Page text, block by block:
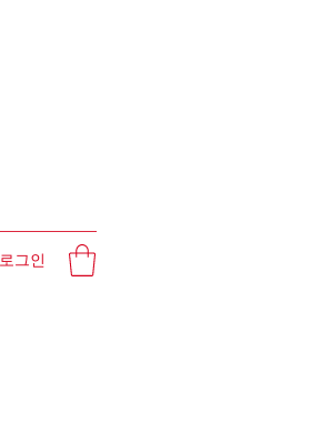
로그인